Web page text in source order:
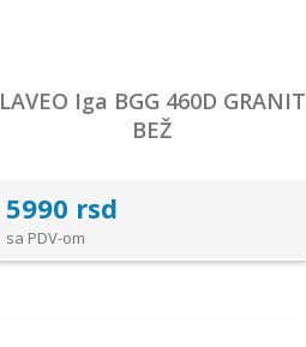
LAVEO Iga BGG 460D GRANIT
BEŽ
5990 rsd
sa PDV-om